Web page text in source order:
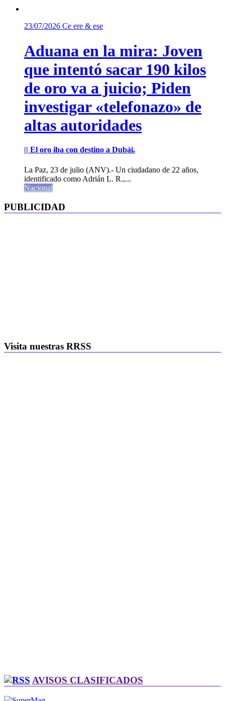
23/07/2026 Ce ere & ese
Aduana en la mira: Joven
que intentó sacar 190 kilos
de oro va a juicio; Piden
investigar «telefonazo» de
altas autoridades
|| El oro iba con destino a Dubái.
La Paz, 23 de julio (ANV).- Un ciudadano de 22 años,
identificado como Adrián L. R.,...
Nacional
PUBLICIDAD
Visita nuestras RRSS
AVISOS CLASIFICADOS